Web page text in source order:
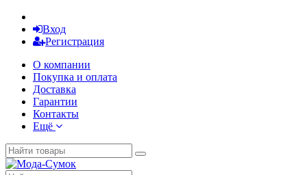
Вход
Регистрация
О компании
Покупка и оплата
Доставка
Гарантии
Контакты
Ещё